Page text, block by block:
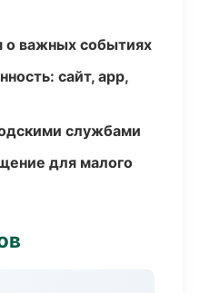
о важных событиях
сайт, app,
службами
для малого